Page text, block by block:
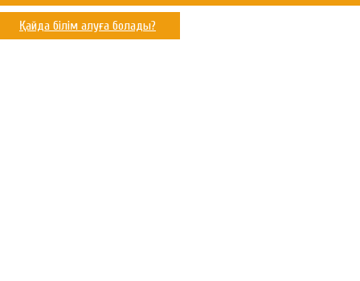
Қайда білім алуға болады?